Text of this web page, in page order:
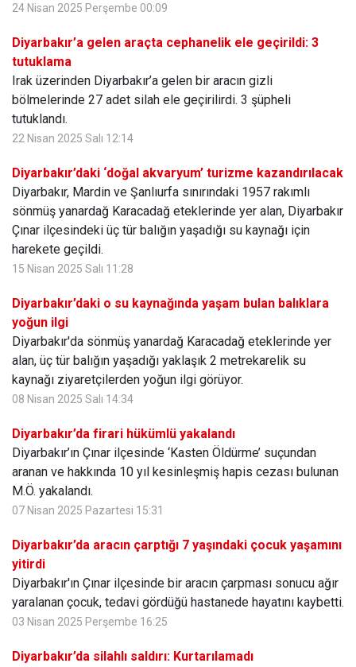
24 Nisan 2025 Perşembe 00:09
Diyarbakır’a gelen araçta cephanelik ele geçirildi: 3
tutuklama
Irak üzerinden Diyarbakır’a gelen bir aracın gizli
bölmelerinde 27 adet silah ele geçirilirdi. 3 şüpheli
tutuklandı.
22 Nisan 2025 Salı 12:14
Diyarbakır’daki ‘doğal akvaryum’ turizme kazandırılacak
Diyarbakır, Mardin ve Şanlıurfa sınırındaki 1957 rakımlı
sönmüş yanardağ Karacadağ eteklerinde yer alan, Diyarbakır
Çınar ilçesindeki üç tür balığın yaşadığı su kaynağı için
harekete geçildi.
15 Nisan 2025 Salı 11:28
Diyarbakır’daki o su kaynağında yaşam bulan balıklara
yoğun ilgi
Diyarbakır'da sönmüş yanardağ Karacadağ eteklerinde yer
alan, üç tür balığın yaşadığı yaklaşık 2 metrekarelik su
kaynağı ziyaretçilerden yoğun ilgi görüyor.
08 Nisan 2025 Salı 14:34
Diyarbakır’da firari hükümlü yakalandı
Diyarbakır’ın Çınar ilçesinde ‘Kasten Öldürme’ suçundan
aranan ve hakkında 10 yıl kesinleşmiş hapis cezası bulunan
M.Ö. yakalandı.
07 Nisan 2025 Pazartesi 15:31
Diyarbakır’da aracın çarptığı 7 yaşındaki çocuk yaşamını
yitirdi
Diyarbakır'ın Çınar ilçesinde bir aracın çarpması sonucu ağır
yaralanan çocuk, tedavi gördüğü hastanede hayatını kaybetti.
03 Nisan 2025 Perşembe 16:25
Diyarbakır’da silahlı saldırı: Kurtarılamadı